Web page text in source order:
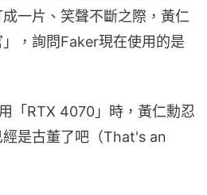
一片、笑聲不斷之際，黃仁
，詢問Faker現在使用的是
「RTX 4070」時，黃仁勳忍
是古董了吧（That's an